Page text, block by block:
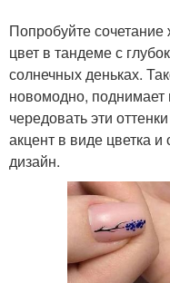
Оливковый
Популярности с
розовым маникюром
Попробуйте
цвет в тандеме с
солнечных деньках.
новомодно,
чередовать эти
акцент в виде цветка
дизайн.